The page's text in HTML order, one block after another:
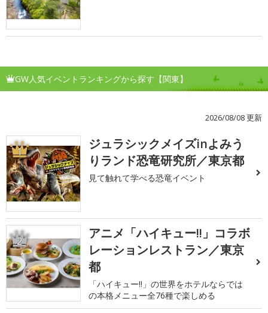
GW人気イベントランキングから探す【関東】
2026/08/08 更新
1
ジュラシックメイズinよみう
りランド恐竜研究所／東京都
見て触れて学べる恐竜イベント
2
アニメ「ハイキュー!!」コラボ
レーションレストラン／東京
都
「ハイキュー!!」の世界をホテルならでは
の本格メニュー全76種で楽しめる